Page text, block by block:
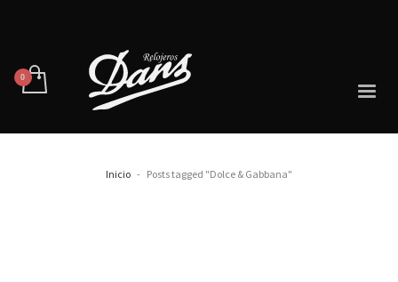
Inicio Posts tagged "Dolce & Gabbana"